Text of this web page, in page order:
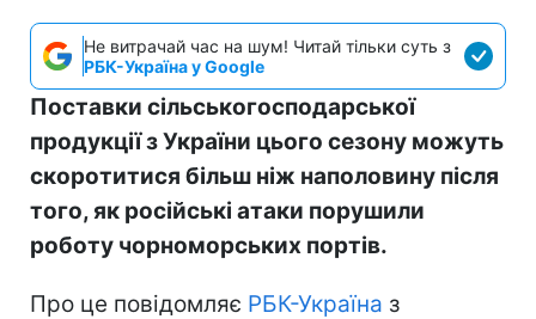
Не витрачай час на шум! Читай тільки суть з
РБК-Україна у Google
Поставки сільськогосподарської
продукції з України цього сезону можуть
скоротитися більш ніж наполовину після
того, як російські атаки порушили
роботу чорноморських портів.
Про це повідомляє РБК-Україна з